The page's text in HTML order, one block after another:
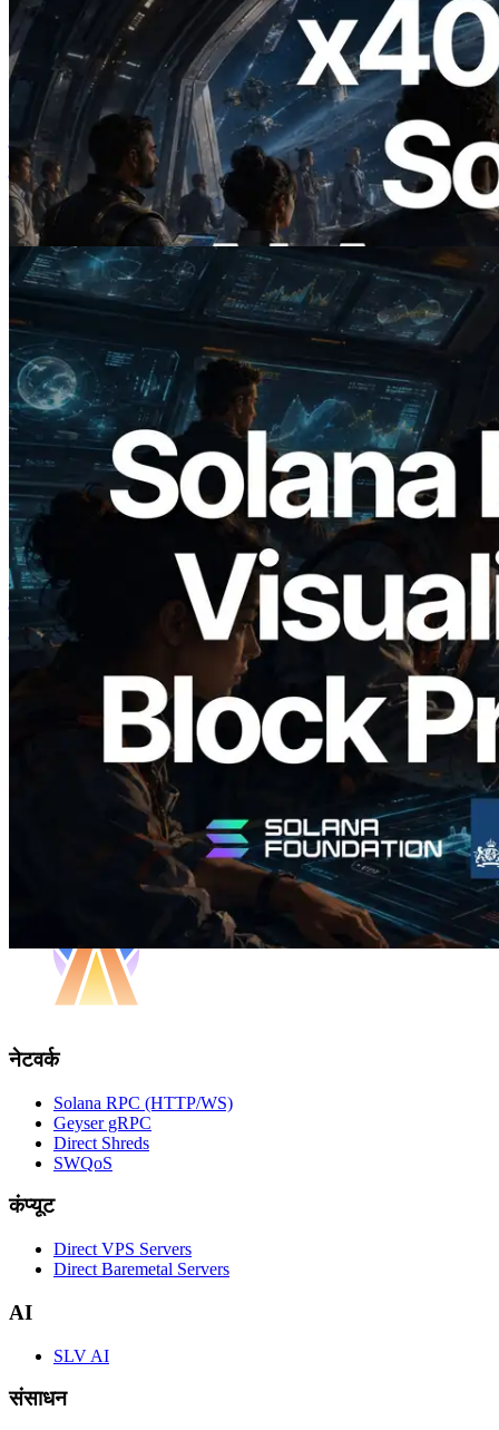
2026.07.04
ERPC ने x402 समर्थित Solana RPC लॉन्च
किया — AI एजेंट अब जरूरत के API के लिए ऑन-
डिमांड भुगतान कर सकते हैं
यह लेख पढ़ें
2026.05.24
Validators Solutions ने Solana Block
Analyzer लॉन्च किया — प्रति-slot ब्लॉक
उत्पादन समय और नियुक्त वैलिडेटर का
विज़ुअलाइज़ेशन
नेटवर्क
Solana RPC (HTTP/WS)
Geyser gRPC
Direct Shreds
SWQoS
कंप्यूट
Direct VPS Servers
Direct Baremetal Servers
AI
SLV AI
संसाधन